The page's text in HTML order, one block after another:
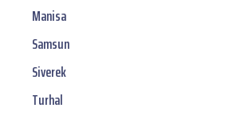
Manisa
Samsun
Siverek
Turhal